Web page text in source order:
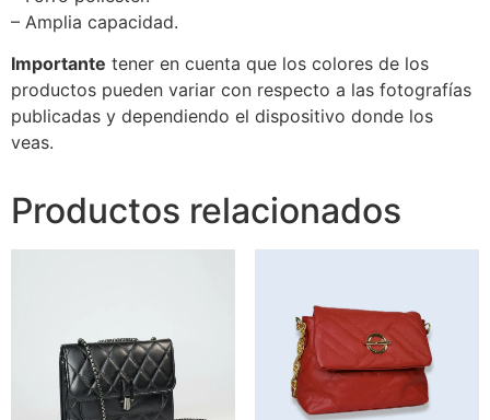
– Amplia capacidad.
Importante tener en cuenta que los colores de los
productos pueden variar con respecto a las fotografías
publicadas y dependiendo el dispositivo donde los
veas.
Productos relacionados